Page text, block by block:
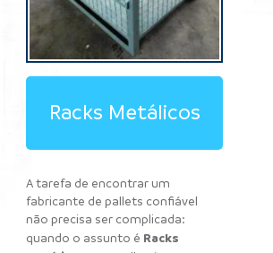
Racks Metálicos
A tarefa de encontrar um
fabricante de pallets confiável
não precisa ser complicada:
quando o assunto é Racks